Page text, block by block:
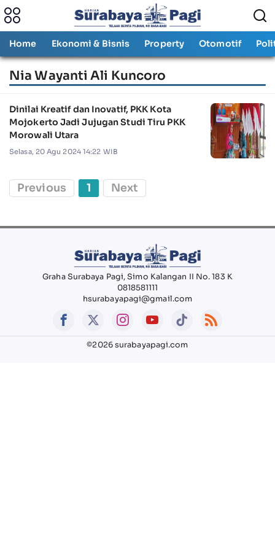
Home Ekonomi & Bisnis Property Otomotif
Nia Wayanti Ali Kuncoro
Dinilai Kreatif dan Inovatif, PKK Kota
Mojokerto Jadi Jujugan Studi Tiru PKK
Morowali Utara
Selasa, 20 Agu 2024 14:22 WIB
Previous 1 Next
Graha Surabaya Pagi, Simo Kalangan II No. 183 K
0818581111
hsurabayapagi@gmail.com
©2026 surabayapagi.com